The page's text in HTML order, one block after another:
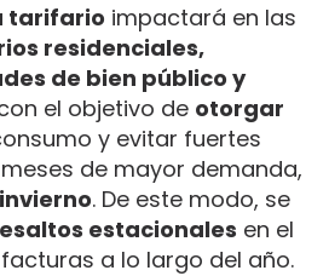
tarifario impactará en las
residenciales,
de bien público y
el objetivo de otorgar
y evitar fuertes
de mayor demanda,
invierno. De este modo, se
estacionales en el
a lo largo del año.